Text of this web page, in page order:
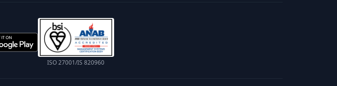
ISO 27001/IS 820960